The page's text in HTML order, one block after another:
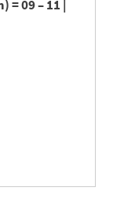
= 09 – 11 |